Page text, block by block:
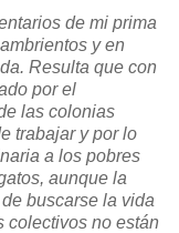
de mi prima
y en
Resulta que con
por el
las colonias
trabajar y por lo
a los pobres
aunque la
buscarse la vida
colectivos no están